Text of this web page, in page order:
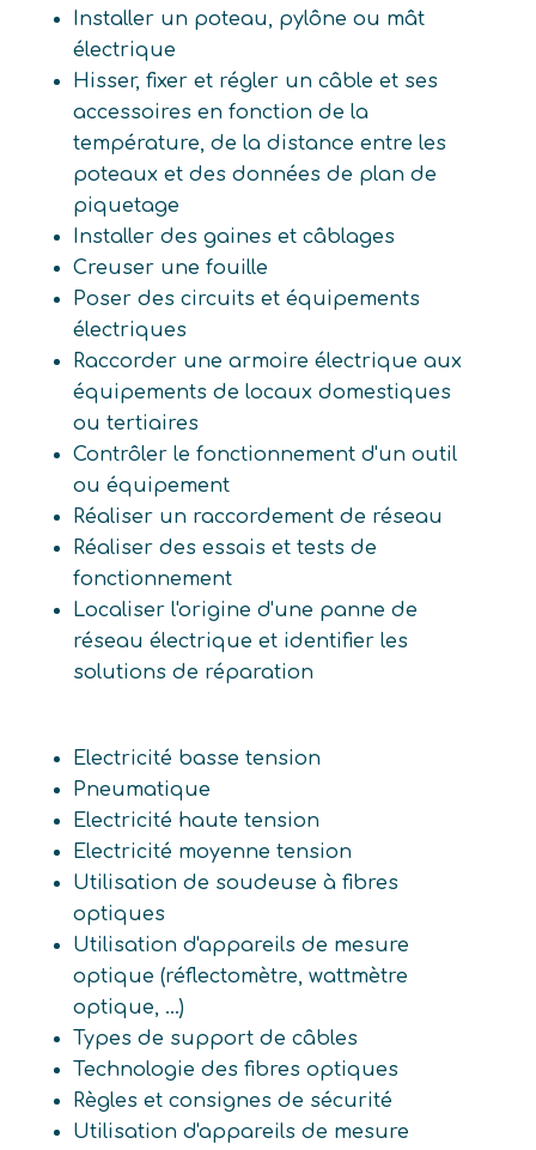
Installer un poteau, pylône ou mât
électrique
Hisser, fixer et régler un câble et ses
accessoires en fonction de la
température, de la distance entre les
poteaux et des données de plan de
piquetage
Installer des gaines et câblages
Creuser une fouille
Poser des circuits et équipements
électriques
Raccorder une armoire électrique aux
équipements de locaux domestiques
ou tertiaires
Contrôler le fonctionnement d'un outil
ou équipement
Réaliser un raccordement de réseau
Réaliser des essais et tests de
fonctionnement
Localiser l'origine d'une panne de
réseau électrique et identifier les
solutions de réparation
Electricité basse tension
Pneumatique
Electricité haute tension
Electricité moyenne tension
Utilisation de soudeuse à fibres
optiques
Utilisation d'appareils de mesure
optique (réflectomètre, wattmètre
optique, ...)
Types de support de câbles
Technologie des fibres optiques
Règles et consignes de sécurité
Utilisation d'appareils de mesure